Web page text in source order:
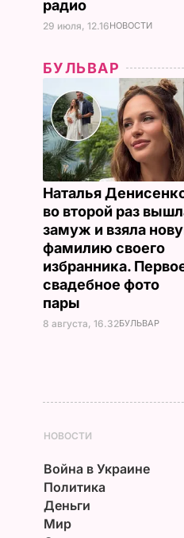
радио
29 июля, 12.16НОВОСТИ
БУЛЬВАР
Наталья
во второй раз
замуж и взяла
фамилию своего
избранника.
свадебное фото
пары
8 августа, 16.32БУЛЬВАР
НОВОСТИ
Война в Украине
Политика
Деньги
Мир